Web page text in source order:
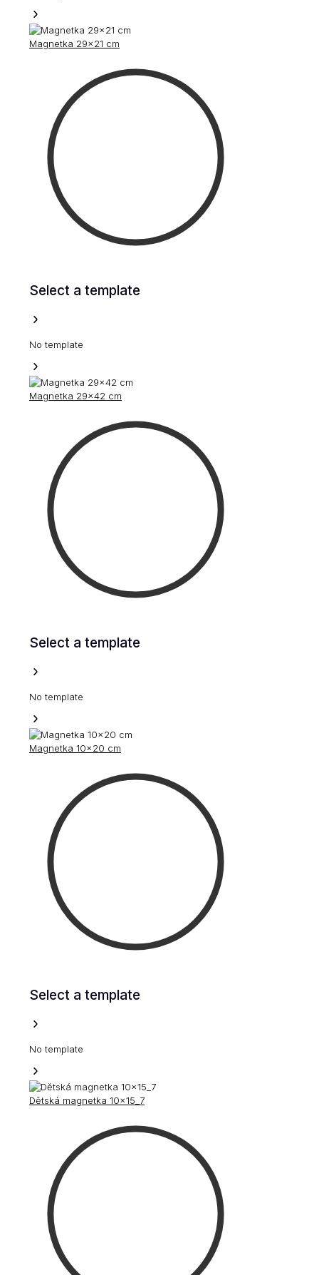
Magnetka 29×21 cm
Select a template
No template
Magnetka 29×42 cm
Select a template
No template
Magnetka 10x20 cm
Select a template
No template
Dětská magnetka 10x15_7